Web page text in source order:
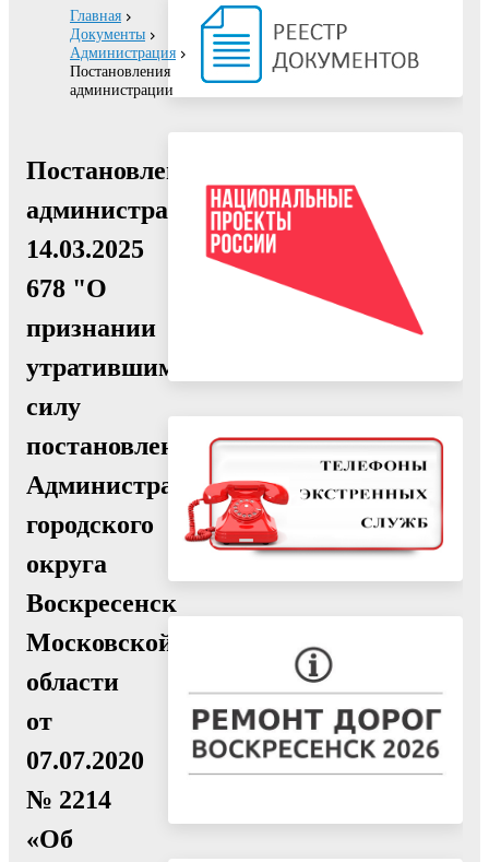
Главная
Документы
Администрация
Постановления
администрации
Постановление
администрации
14.03.2025
678 "О
признании
утратившим
силу
постановления
Администрации
городского
округа
Воскресенск
Московской
области
от
07.07.2020
№ 2214
«Об